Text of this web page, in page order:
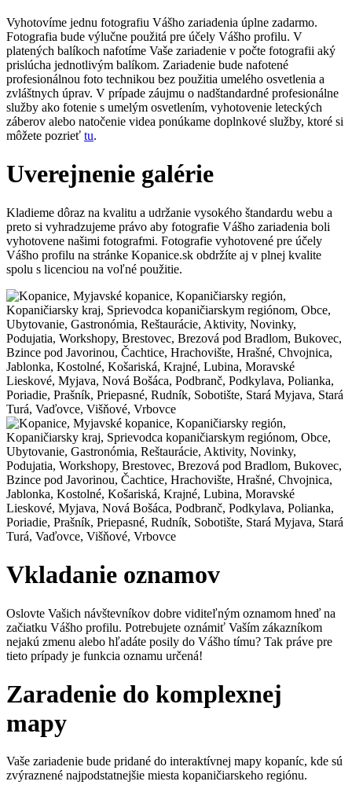
Vyhotovíme jednu fotografiu Vášho zariadenia úplne zadarmo.
Fotografia bude výlučne použitá pre účely Vášho profilu. V
platených balíkoch nafotíme Vaše zariadenie v počte fotografii aký
prislúcha jednotlivým balíkom. Zariadenie bude nafotené
profesionálnou foto technikou bez použitia umelého osvetlenia a
zvláštnych úprav. V prípade záujmu o nadštandardné profesionálne
služby ako fotenie s umelým osvetlením, vyhotovenie leteckých
záberov alebo natočenie videa ponúkame doplnkové služby, ktoré si
môžete pozrieť tu.
Uverejnenie galérie
Kladieme dôraz na kvalitu a udržanie vysokého štandardu webu a
preto si vyhradzujeme právo aby fotografie Vášho zariadenia boli
vyhotovene našimi fotografmi. Fotografie vyhotovené pre účely
Vášho profilu na stránke Kopanice.sk obdržíte aj v plnej kvalite
spolu s licenciou na voľné použitie.
Vkladanie oznamov
Oslovte Vašich návštevníkov dobre viditeľným oznamom hneď na
začiatku Vášho profilu. Potrebujete oznámiť Vaším zákazníkom
nejakú zmenu alebo hľadáte posily do Vášho tímu? Tak práve pre
tieto prípady je funkcia oznamu určená!
Zaradenie do komplexnej
mapy
Vaše zariadenie bude pridané do interaktívnej mapy kopaníc, kde sú
zvýraznené najpodstatnejšie miesta kopaničiarskeho regiónu.